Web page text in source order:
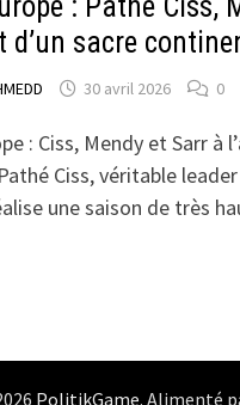
d’un sacre
30 avril 2026 0
: Ciss, Mendy et Sarr à
Ciss, véritable
une saison de très
PolitikGame. Alimenté